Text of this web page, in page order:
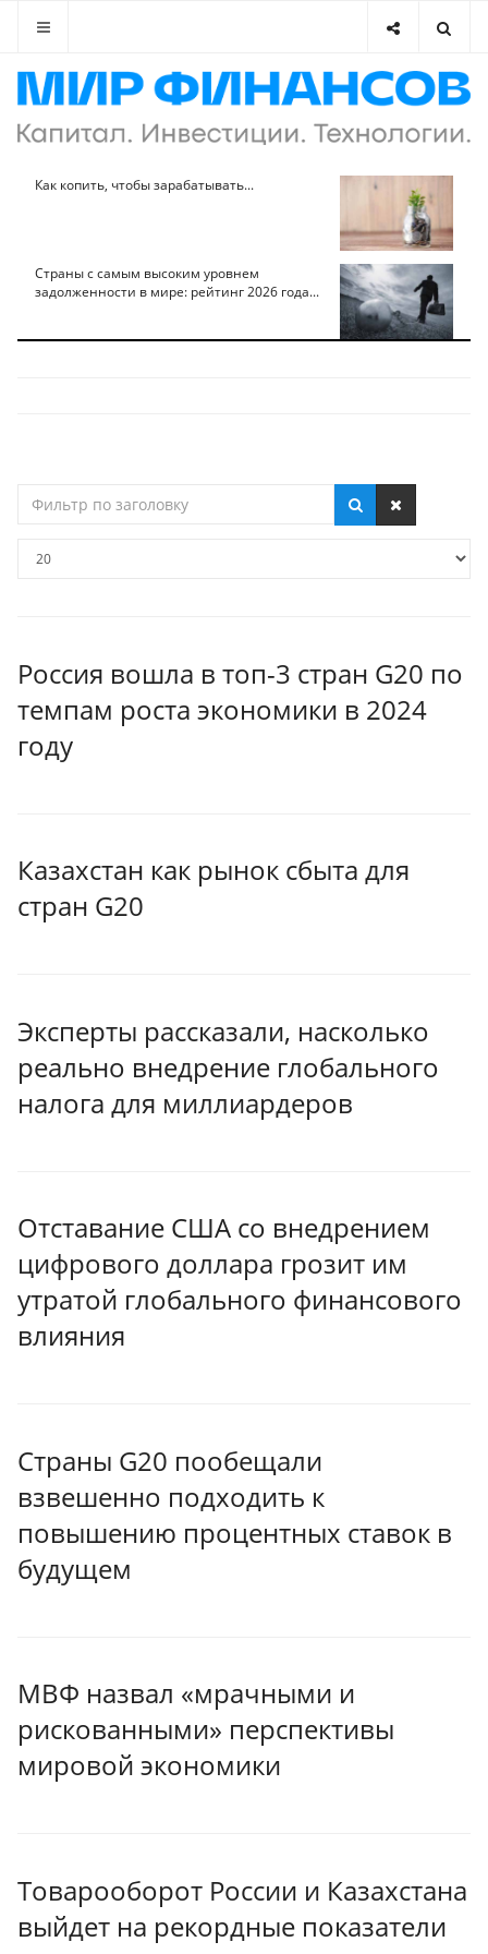
Как копить, чтобы зарабатывать...
Страны с самым высоким уровнем
задолженности в мире: рейтинг 2026 года...
по
Россия вошла в топ-3 стран G20 по
темпам роста экономики в 2024
году
Казахстан как рынок сбыта для
стран G20
Эксперты рассказали, насколько
реально внедрение глобального
налога для миллиардеров
Отставание США со внедрением
цифрового доллара грозит им
утратой глобального финансового
влияния
Страны G20 пообещали
взвешенно подходить к
повышению процентных ставок в
будущем
МВФ назвал «мрачными и
рискованными» перспективы
мировой экономики
Товарооборот России и Казахстана
выйдет на рекордные показатели